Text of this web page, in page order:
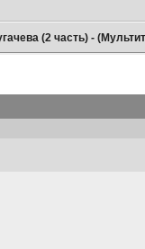
(2 часть) -